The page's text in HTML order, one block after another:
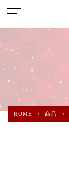
HOME > 商品 >